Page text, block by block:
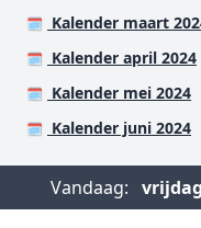
🗓️ Kalender maart
🗓️ Kalender april 2024
🗓️ Kalender mei 2024
🗓️ Kalender juni 2024
Vandaag: vrijdag